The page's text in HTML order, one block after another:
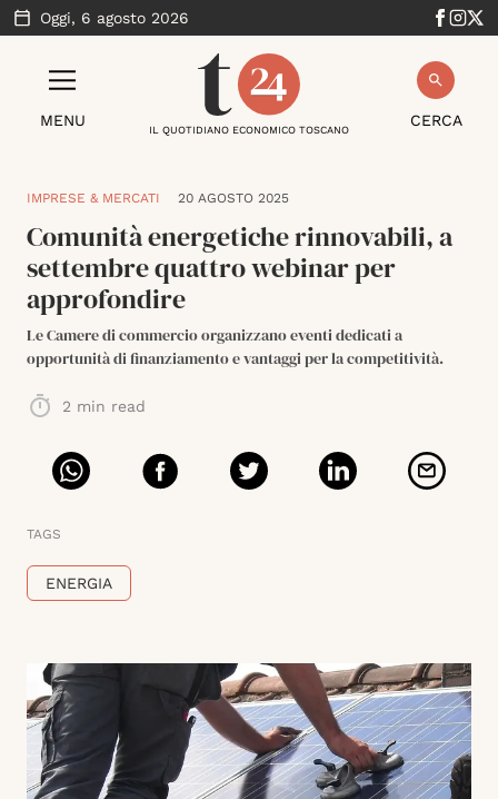
Oggi, 6 agosto 2026
MENU CERCA
IL QUOTIDIANO ECONOMICO TOSCANO
IMPRESE & MERCATI 20 AGOSTO 2025
Comunità energetiche rinnovabili, a
settembre quattro webinar per
approfondire
Le Camere di commercio organizzano eventi dedicati a
opportunità di finanziamento e vantaggi per la competitività.
2 min read
TAGS
ENERGIA